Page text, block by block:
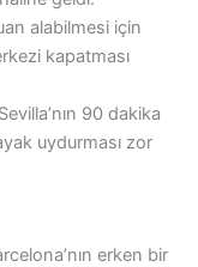
alabilmesi için
kapatması
90 dakika
uydurması zor
erken bir